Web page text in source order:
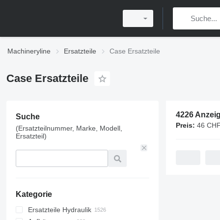
Machineryline Ersatzteile Case Ersatzteile
Case Ersatzteile
Suche
(Ersatzteilnummer, Marke, Modell,
Ersatzteil)
Kategorie
Ersatzteile Hydraulik
4226
Preis: 46